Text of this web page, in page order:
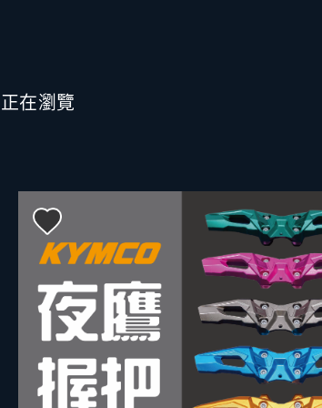
在瀏覽